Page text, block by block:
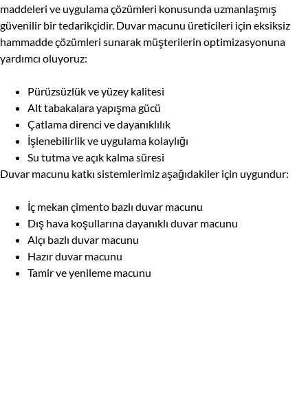
maddeleri ve uygulama çözümleri konusunda uzmanlaşmış
güvenilir bir tedarikçidir. Duvar macunu üreticileri için eksiksiz
hammadde çözümleri sunarak müşterilerin optimizasyonuna
yardımcı oluyoruz:
Pürüzsüzlük ve yüzey kalitesi
Alt tabakalara yapışma gücü
Çatlama direnci ve dayanıklılık
İşlenebilirlik ve uygulama kolaylığı
Su tutma ve açık kalma süresi
Duvar macunu katkı sistemlerimiz aşağıdakiler için uygundur:
İç mekan çimento bazlı duvar macunu
Dış hava koşullarına dayanıklı duvar macunu
Alçı bazlı duvar macunu
Hazır duvar macunu
Tamir ve yenileme macunu